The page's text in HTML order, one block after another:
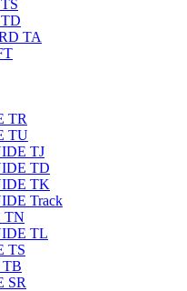
TA
TR
TU
TJ
TD
TK
Track
TN
TL
TS
TB
SR